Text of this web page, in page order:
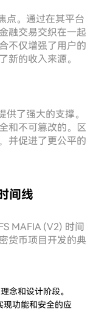
点。通过在其平台
融交易交织在一起
不仅增强了用户的
新的收入来源。
供了强大的支撑。
和不可篡改的。区
并促进了更公平的
间线
MAFIA (V2) 时间
货币项目开发的典
念和设计阶段。
现功能和安全的应